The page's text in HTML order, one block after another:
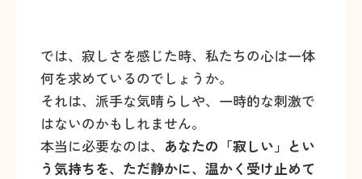
では、寂しさを感じた時、私たちの心は一体
何を求めているのでしょうか。
それは、派手な気晴らしや、一時的な刺激で
はないのかもしれません。
本当に必要なのは、 あなたの「寂しい」とい
う気持ちを、ただ静かに、温かく受け止めて